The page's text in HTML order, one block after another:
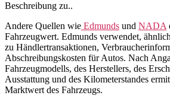
Beschreibung zu..
Andere Quellen wie Edmunds und NADA
Fahrzeugwert. Edmunds verwendet,
zu Händlertransaktionen,
Abschreibungskosten für Autos. Nach
Fahrzeugmodells, des Herstellers, des
Ausstattung und des Kilometerstandes
Marktwert des Fahrzeugs.